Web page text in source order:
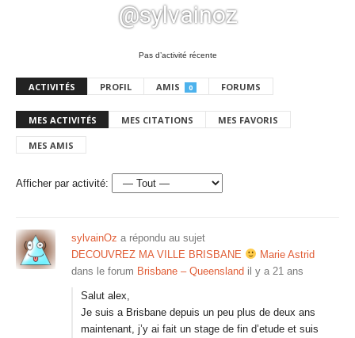
@sylvainoz
Pas d’activité récente
ACTIVITÉS PROFIL AMIS 0 FORUMS
MES ACTIVITÉS MES CITATIONS MES FAVORIS
MES AMIS
Afficher par activité:
sylvainOz a répondu au sujet
DECOUVREZ MA VILLE BRISBANE
Marie Astrid
dans le forum Brisbane – Queensland il y a 21 ans
Salut alex,
Je suis a Brisbane depuis un peu plus de deux ans
maintenant, j’y ai fait un stage de fin d’etude et suis